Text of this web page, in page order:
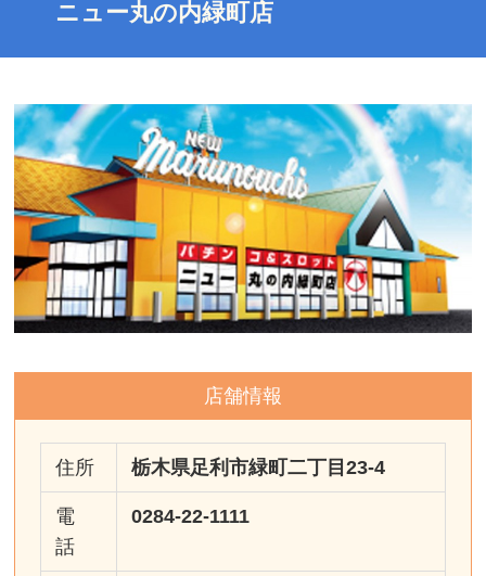
ニュー丸の内緑町店
店舗情報
住所 栃木県足利市緑町二丁目23-4
電
話
0284-22-1111